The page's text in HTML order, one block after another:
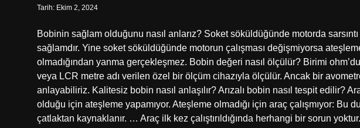
Tarih: Ekim 2, 2024
Bobinin sağlam olduğunu nasıl anlarız? Soket söküldüğünde motorda
sağlamdır. Yine soket söküldüğünde motorun çalışması değişmiyorsa
olmadığından yanma gerçekleşmez. Bobin değeri nasıl ölçülür? Birimi
veya LCR metre adı verilen özel bir ölçüm cihazıyla ölçülür. Ancak bir avometre
anlayabiliriz. Kalitesiz bobin nasıl anlaşılır? Arızalı bobin nasıl tespit edilir?
olduğu için ateşleme yapamıyor. Ateşleme olmadığı için araç çalışmıyor:
çatlaktan kaynaklanır. … Araç ilk kez çalıştırıldığında herhangi bir sorun